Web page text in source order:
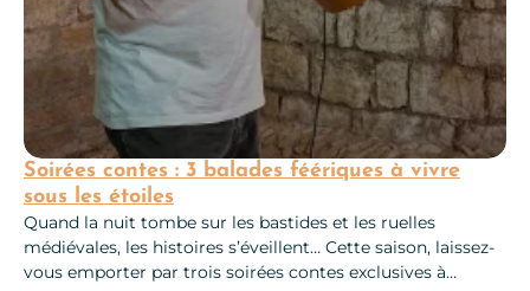
Soirées contes : 3 balades féériques à vivre
sous les étoiles
Quand la nuit tombe sur les bastides et les ruelles
médiévales, les histoires s’éveillent… Cette saison, laissez-
vous emporter par trois soirées contes exclusives à